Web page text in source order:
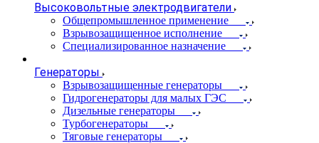
Высоковольтные электродвигатели
Общепромышленное применение
Взрывозащищенное исполнение
Специализированное назначение
Генераторы
Взрывозащищенные генераторы
Гидрогенераторы для малых ГЭС
Дизельные генераторы
Турбогенераторы
Тяговые генераторы